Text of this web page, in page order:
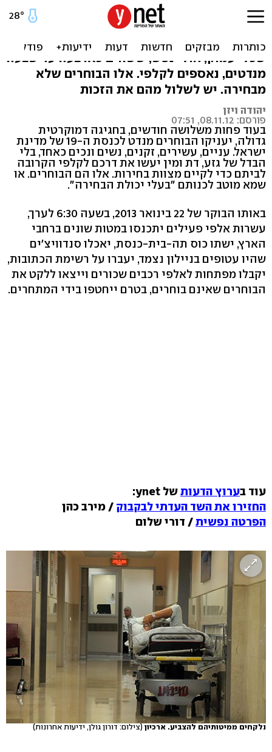
מובלים כצאן לקלפי
כמאתיים אלף ישראלים, חולי שיטיון, בעלי פיגור
שכלי עמוק, חולי נפש, ששווים כארבעה עד שבעה
מנדטים, נאספים לקלפי. אלו הבוחרים שלא
מבחירה. יש לשלול מהם את הזכות
יהודה ויזן
פורסם: 08.11.12, 07:51
בעוד פחות משלושה חודשים, בחגיגה דמוקרטית
גדולה, יעניקו הבוחרים מנדט לכנסת ה-19 של מדינת
ישראל. עניים, עשירים, זקנים, נשים ונכים כאחד, בלי
הבדל של גזע, דת ומין יעשו את דרכם לקלפי הקרובה
לביתם כדי לקיים מצוות בחירות. אלו הם הבוחרים. או
שמא מוטב לכנותם "בעלי יכולת הבחירה".
באותו הבוקר של 22 בינואר 2013, בשעה 6:30 לערך,
עשרות אלפי פעילים יתכנסו במטות שונים ברחבי
הארץ, ישתו כוס תה-בית-כנסת, יאכלו סנדוויצ'ים
שהיו עטופים בניילון נצמד, יעברו על רשימת הכתובות,
יקבלו מפתחות לאלפי רכבים שכורים וייצאו ללקט את
הבוחרים שאינם בוחרים, בטרם ייחטפו בידי המתחרים.
עוד בערוץ הדעותשל ynet:
החזירו את השד העדתי לבקבוק / מירב כהן
הפרטה נפשית/ דורי שלום
נלקחים ממיטותיהם להצביע. ארכיון (צילום: דורון גולן, ידיעות אחרונות)